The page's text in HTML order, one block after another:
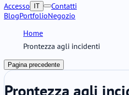
BlogPortfolioNegozio
Accesso IT Contatti
Home
Prontezza agli incidenti
Pagina precedente
Prontezza agli